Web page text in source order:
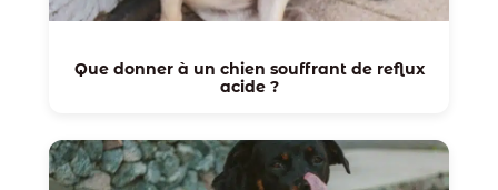
Que donner à un chien souffrant de reflux
acide ?